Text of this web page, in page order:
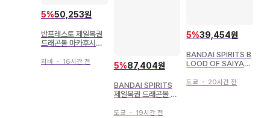
5%50,253원
반프레스토 제일복권
드래곤볼 마카후시기
인형 (손오공)
지바 ・ 16시간 전 5%87,404원
BANDAI SPIRITS
제일복권 드래곤볼 미
오반:미래 MASTERL
도쿄 ・ 19시간 전
5%39,454원
BANDAI SPIRITS B
LOOD OF SAIYAN
어인 트렁크
도쿄 ・ 20시간 전